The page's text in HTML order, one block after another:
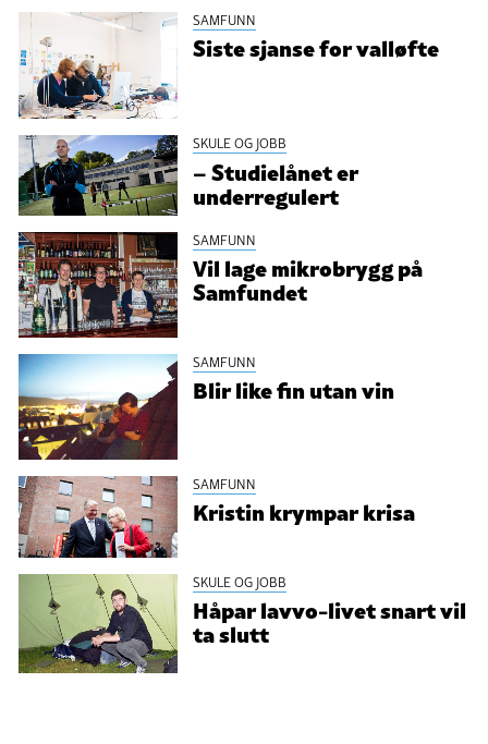
SAMFUNN
Siste sjanse for valløfte
SKULE OG JOBB
– Studielånet er
underregulert
SAMFUNN
Vil lage mikrobrygg på
Samfundet
SAMFUNN
Blir like fin utan vin
SAMFUNN
Kristin krympar krisa
SKULE OG JOBB
Håpar lavvo-livet snart vil
ta slutt